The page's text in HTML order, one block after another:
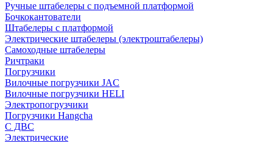
Ручные штабелеры с подъемной платформой
Бочкокантователи
Штабелеры с платформой
Электрические штабелеры (электроштабелеры)
Самоходные штабелеры
Ричтраки
Погрузчики
Вилочные погрузчики JAC
Вилочные погрузчики HELI
Электропогрузчики
Погрузчики Hangcha
С ДВС
Электрические